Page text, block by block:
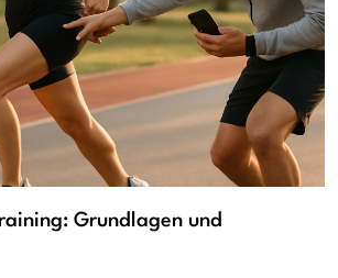
Grundlagen und